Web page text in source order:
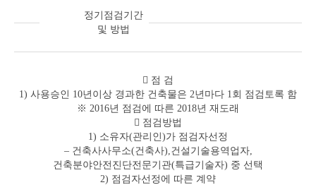
정기점검기간
및 방법
 점 검
1) 사용승인 10년이상 경과한 건축물은 2년마다 1회 점검토록 함
※ 2016년 점검에 따른 2018년 재도래
 점검방법
1) 소유자(관리인)가 점검자선정
– 건축사사무소(건축사),건설기술용역업자,
건축분야안전진단전문기관(특급기술자) 중 선택
2) 점검자선정에 따른 계약